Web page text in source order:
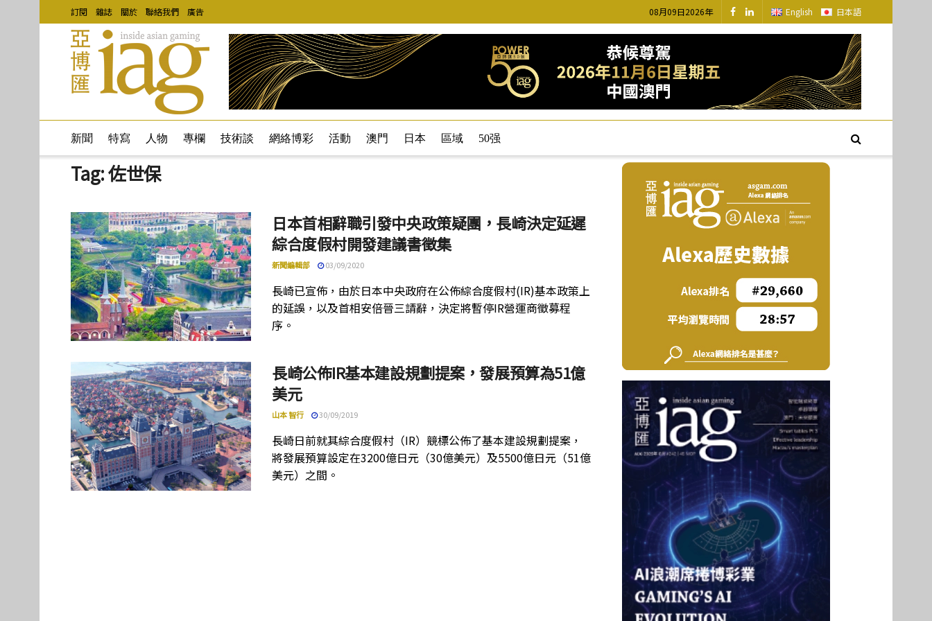
訂閱 雜誌 關於 聯絡我們 廣告 08月09日2026年 English 日本語
新聞 特寫 人物 專欄 技術談 網絡博彩 活動 澳門 日本 區域 50强
Tag:佐世保
日本首相辭職引發中央政策疑團，長崎決定延遲
綜合度假村開發建議書徵集
新聞編輯部 03/09/2020
長崎已宣佈，由於日本中央政府在公佈綜合度假村(IR)基本政策上
的延誤，以及首相安倍晉三請辭，決定將暫停IR營運商徵募程
序。
長崎公佈IR基本建設規劃提案，發展預算為51億
美元
山本 智行 30/09/2019
長崎日前就其綜合度假村（IR）競標公佈了基本建設規劃提案，
將發展預算設定在3200億日元（30億美元）及5500億日元（51億
美元）之間。